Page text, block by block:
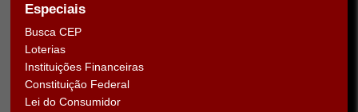
Especiais
Busca CEP
Loterias
Instituições Financeiras
Constituição Federal
Lei do Consumidor